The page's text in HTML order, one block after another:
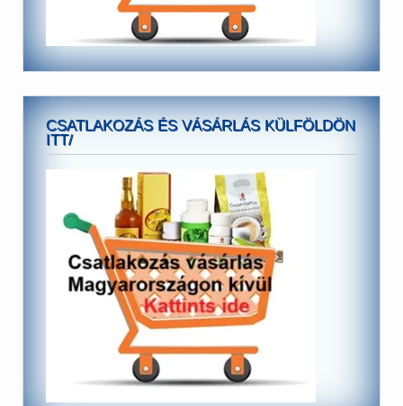
CSATLAKOZÁS ÉS VÁSÁRLÁS KÜLFÖLDÖN
ITT/